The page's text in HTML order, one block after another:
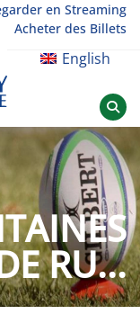
en Streaming
Acheter des Billets
English
RU...